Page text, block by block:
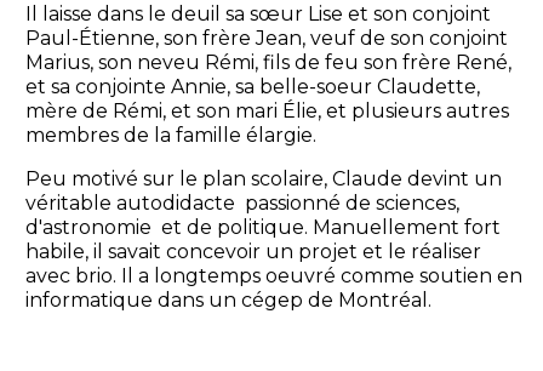
Il laisse dans le deuil sa sœur Lise et son conjoint
Paul-Étienne, son frère Jean, veuf de son conjoint
Marius, son neveu Rémi, fils de feu son frère René,
et sa conjointe Annie, sa belle-soeur Claudette,
mère de Rémi, et son mari Élie, et plusieurs autres
membres de la famille élargie.
Peu motivé sur le plan scolaire, Claude devint un
véritable autodidacte passionné de sciences,
d'astronomie et de politique. Manuellement fort
habile, il savait concevoir un projet et le réaliser
avec brio. Il a longtemps oeuvré comme soutien en
informatique dans un cégep de Montréal.